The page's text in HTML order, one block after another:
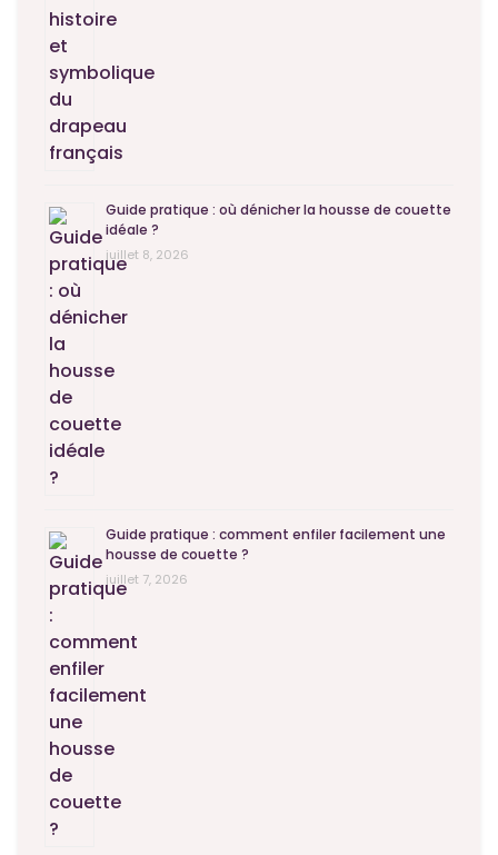
Guide pratique : où dénicher la housse de couette
idéale ?
juillet 8, 2026
Guide pratique : comment enfiler facilement une
housse de couette ?
juillet 7, 2026